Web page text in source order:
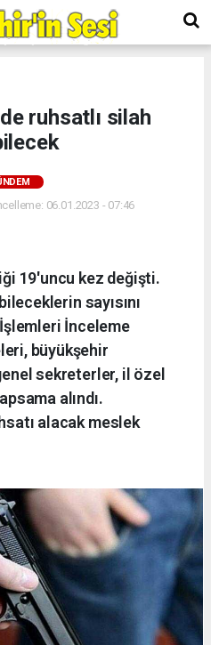
ruhsatlı silah
06.01.2023 - 07:46
19'uncu kez değişti.
sayısını
İnceleme
büyükşehir
sekreterler, il özel
alındı.
alacak meslek